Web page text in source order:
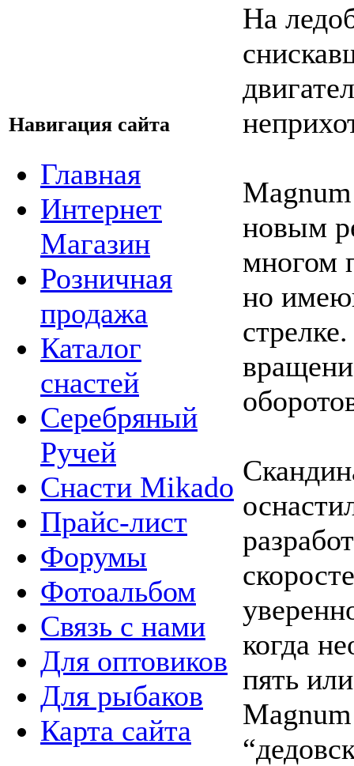
Навигация сайта
Главная
Интернет
Магазин
Розничная
продажа
Каталог
снастей
Серебряный
Ручей
Снасти Mikado
Прайс-лист
Форумы
Фотоальбом
Связь с нами
Для оптовиков
Для рыбаков
Карта сайта
На
новым
многом
но
когда
пять